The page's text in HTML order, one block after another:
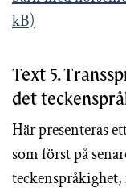
kB)
Text 5.
det
Här presenteras
som först på